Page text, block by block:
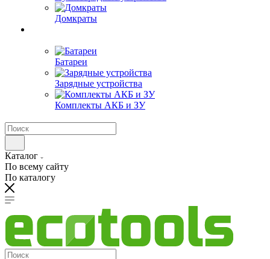
Домкраты
Батареи
Зарядные устройства
Комплекты АКБ и ЗУ
Каталог
По всему сайту
По каталогу